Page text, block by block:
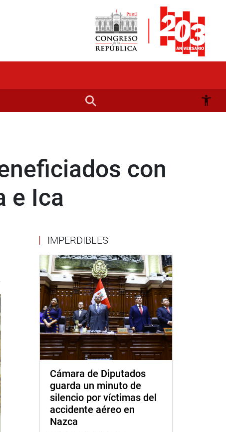
con
e Ica
IMPERDIBLES
Cámara de Diputados
guarda un minuto de
silencio por víctimas del
accidente aéreo en
Nazca